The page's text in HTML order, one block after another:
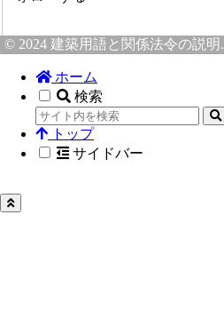
© 2024 建築用語と関係法令の説明.
ホーム
検索
トップ
サイドバー